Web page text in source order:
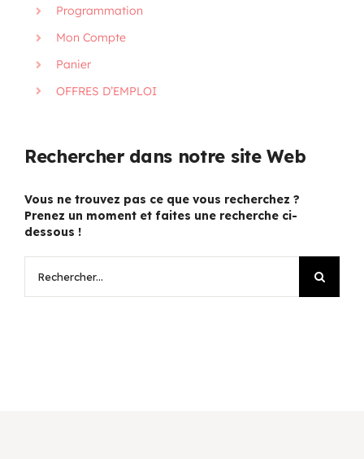
Programmation
Mon Compte
Panier
OFFRES D’EMPLOI
Rechercher dans notre site Web
Vous ne trouvez pas ce que vous recherchez ?
Prenez un moment et faites une recherche ci-
dessous !